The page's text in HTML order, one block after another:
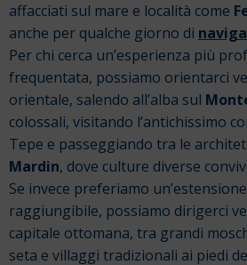
affacciati sul mare e località come
anche per qualche giorno di
Per chi cerca un’esperienza più
frequentata, possiamo orientarci
orientale, salendo all’alba sul
colossali, visitando l’antichissimo
Tepe e passeggiando tra le
Mardin, dove culture diverse
Se invece preferiamo
raggiungibile, possiamo dirigerci
capitale ottomana, tra grandi
seta e villaggi tradizionali ai piedi